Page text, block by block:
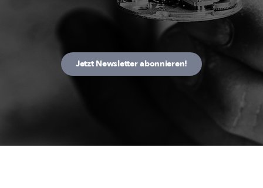
Jetzt Newsletter abonnieren!